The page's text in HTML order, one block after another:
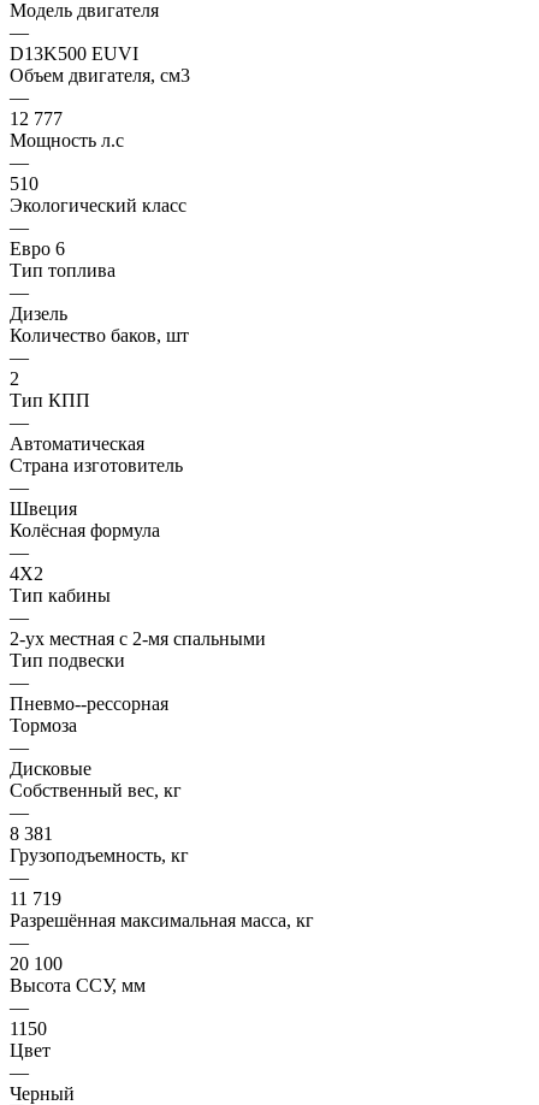
Модель двигателя
—
D13K500 EUVI
Объем двигателя, см3
—
12 777
Мощность л.с
—
510
Экологический класс
—
Евро 6
Тип топлива
—
Дизель
Количество баков, шт
—
2
Тип КПП
—
Автоматическая
Страна изготовитель
—
Швеция
Колёсная формула
—
4X2
Тип кабины
—
2-ух местная с 2-мя спальными
Тип подвески
—
Пневмо--рессорная
Тормоза
—
Дисковые
Собственный вес, кг
—
8 381
Грузоподъемность, кг
—
11 719
Разрешённая максимальная масса, кг
—
20 100
Высота ССУ, мм
—
1150
Цвет
—
Черный